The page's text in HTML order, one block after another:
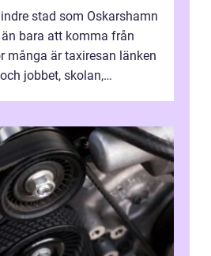
stad som Oskarshamn
bara att komma från
många är taxiresan länken
jobbet, skolan,